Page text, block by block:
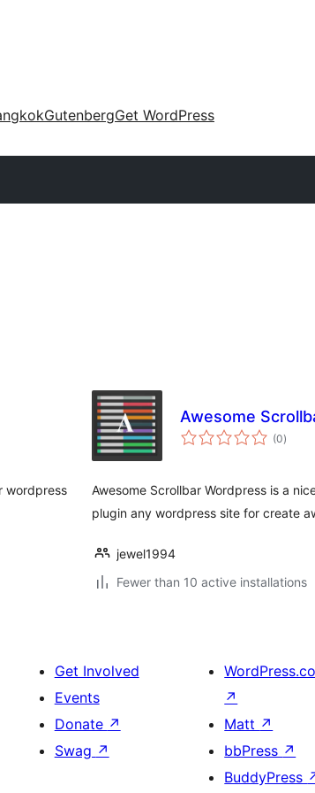
GutenbergGet WordPress
wordpress
Awesome
(0total
ratings
)
Awesome Scrollbar Wordpress is a
plugin any wordpress site for create
jewel1994
Fewer than 10 active installations
Get Involved
Events
Donate ↗
Swag ↗
↗
Matt ↗
bbPress ↗
BuddyPress